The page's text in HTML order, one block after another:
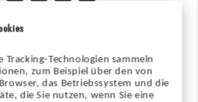
Tracking-Technologien sammeln
zum Beispiel über den von
das Betriebssystem und die
die Sie nutzen, wenn Sie eine
to review this product
DIE ERSTE BEWERTUNG